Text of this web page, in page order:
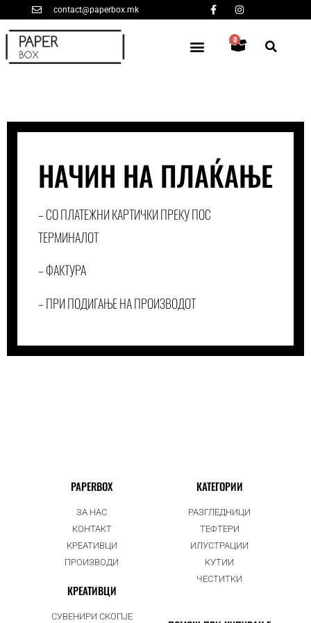
contact@paperbox.mk
0
НАЧИН НА ПЛАЌАЊЕ
– СО ПЛАТЕЖНИ КАРТИЧКИ ПРЕКУ ПОС
ТЕРМИНАЛОТ
– ФАКТУРА
– ПРИ ПОДИГАЊЕ НА ПРОИЗВОДОТ
PAPERBOX
ЗА НАС
КОНТАКТ
КРЕАТИВЦИ
ПРОИЗВОДИ
КАТЕГОРИИ
РАЗГЛЕДНИЦИ
ТЕФТЕРИ
ИЛУСТРАЦИИ
КУТИИ
ЧЕСТИТКИ
КРЕАТИВЦИ
СУВЕНИРИ СКОПЈЕ